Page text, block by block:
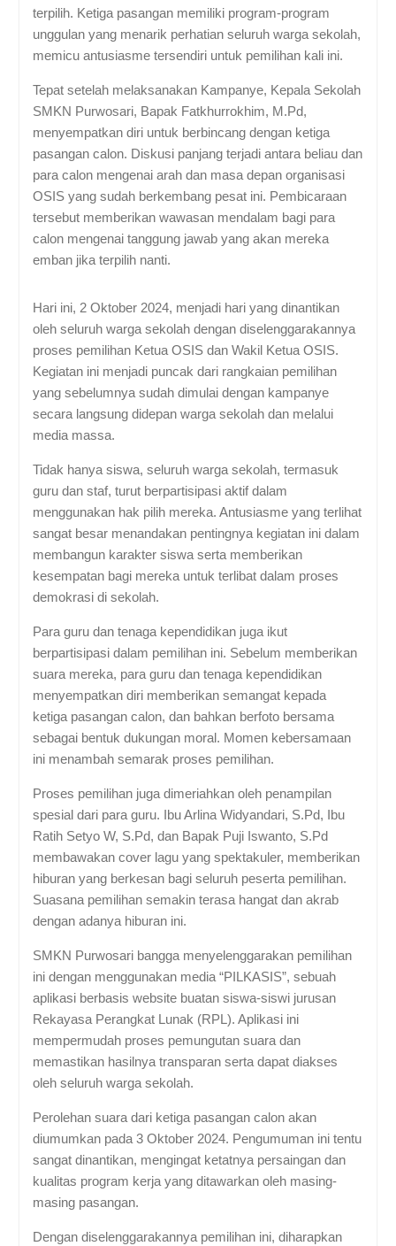
terpilih. Ketiga pasangan memiliki program-program
unggulan yang menarik perhatian seluruh warga sekolah,
memicu antusiasme tersendiri untuk pemilihan kali ini.
Tepat setelah melaksanakan Kampanye, Kepala Sekolah
SMKN Purwosari, Bapak Fatkhurrokhim, M.Pd,
menyempatkan diri untuk berbincang dengan ketiga
pasangan calon. Diskusi panjang terjadi antara beliau dan
para calon mengenai arah dan masa depan organisasi
OSIS yang sudah berkembang pesat ini. Pembicaraan
tersebut memberikan wawasan mendalam bagi para
calon mengenai tanggung jawab yang akan mereka
emban jika terpilih nanti.
Hari ini, 2 Oktober 2024, menjadi hari yang dinantikan
oleh seluruh warga sekolah dengan diselenggarakannya
proses pemilihan Ketua OSIS dan Wakil Ketua OSIS.
Kegiatan ini menjadi puncak dari rangkaian pemilihan
yang sebelumnya sudah dimulai dengan kampanye
secara langsung didepan warga sekolah dan melalui
media massa.
Tidak hanya siswa, seluruh warga sekolah, termasuk
guru dan staf, turut berpartisipasi aktif dalam
menggunakan hak pilih mereka. Antusiasme yang terlihat
sangat besar menandakan pentingnya kegiatan ini dalam
membangun karakter siswa serta memberikan
kesempatan bagi mereka untuk terlibat dalam proses
demokrasi di sekolah.
Para guru dan tenaga kependidikan juga ikut
berpartisipasi dalam pemilihan ini. Sebelum memberikan
suara mereka, para guru dan tenaga kependidikan
menyempatkan diri memberikan semangat kepada
ketiga pasangan calon, dan bahkan berfoto bersama
sebagai bentuk dukungan moral. Momen kebersamaan
ini menambah semarak proses pemilihan.
Proses pemilihan juga dimeriahkan oleh penampilan
spesial dari para guru. Ibu Arlina Widyandari, S.Pd, Ibu
Ratih Setyo W, S.Pd, dan Bapak Puji Iswanto, S.Pd
membawakan cover lagu yang spektakuler, memberikan
hiburan yang berkesan bagi seluruh peserta pemilihan.
Suasana pemilihan semakin terasa hangat dan akrab
dengan adanya hiburan ini.
SMKN Purwosari bangga menyelenggarakan pemilihan
ini dengan menggunakan media “PILKASIS”, sebuah
aplikasi berbasis website buatan siswa-siswi jurusan
Rekayasa Perangkat Lunak (RPL). Aplikasi ini
mempermudah proses pemungutan suara dan
memastikan hasilnya transparan serta dapat diakses
oleh seluruh warga sekolah.
Perolehan suara dari ketiga pasangan calon akan
diumumkan pada 3 Oktober 2024. Pengumuman ini tentu
sangat dinantikan, mengingat ketatnya persaingan dan
kualitas program kerja yang ditawarkan oleh masing-
masing pasangan.
Dengan diselenggarakannya pemilihan ini, diharapkan